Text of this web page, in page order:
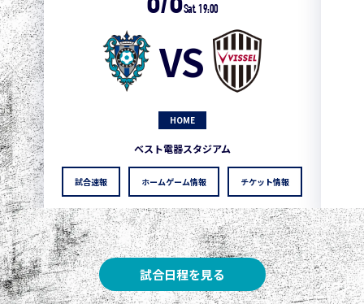
Sat. 19:00
VS
HOME
ベスト電器スタジアム
試合速報 ホームゲーム情報 チケット情報
試合日程を見る